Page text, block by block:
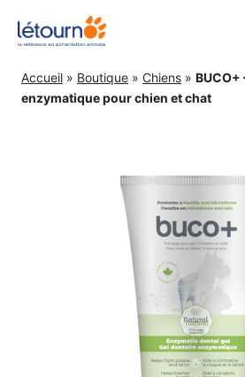
Accueil » Boutique » Chiens » BUCO+
enzymatique pour chien et chat